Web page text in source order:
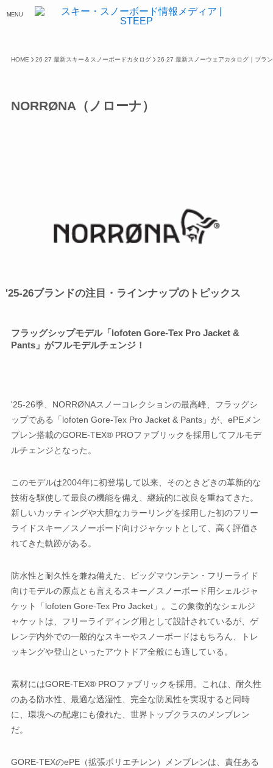
MENU
HOME 26-27 最新スキー＆スノーボードカタログ 26-27 最新スノーウェアカタログ｜ブラ
NORRØNA（ノローナ）
'25-26ブランドの注目・ラインナップのトピックス
フラッグシップモデル「lofoten Gore-Tex Pro Jacket &
Pants」がフルモデルチェンジ！
'25-26季、NORRØNAスノーコレクションの最高峰、フラッグシ
ップである「lofoten Gore-Tex Pro Jacket & Pants」が、ePEメン
ブレン搭載のGORE-TEX® PROファブリックを採用してフルモデ
ルチェンジとなった。
このモデルは2004年に初登場して以来、そのときどきの革新的な
技術を駆使して最良の機能を備え、継続的に改良を重ねてきた。
新しいカッティングや大胆なカラーリングを採用した初のフリー
ライドスキー／スノーボード向けジャケットとして、高く評価さ
れてきた軌跡がある。
防水性と耐久性を兼ね備えた、ビッグマウンテン・フリーライド
向けモデルの原点とも言えるスキー／スノーボード用シェルジャ
ケット「lofoten Gore-Tex Pro Jacket」。この象徴的なシェルジ
ャケットは、フリーライディング用として設計されているが、ゲ
レンデ内外での一般的なスキーやスノーボードはもちろん、トレ
ッキングや登山といったアウトドア全般にも適している。
素材にはGORE-TEX® PROファブリックを採用。これは、耐久性
のある防水性、最適な透湿性、完全な防風性を実現すると同時
に、環境への配慮にも優れた、世界トップクラスのメンブレン
だ。
GORE-TEXのePE（拡張ポリエチレン）メンブレンは、責任ある